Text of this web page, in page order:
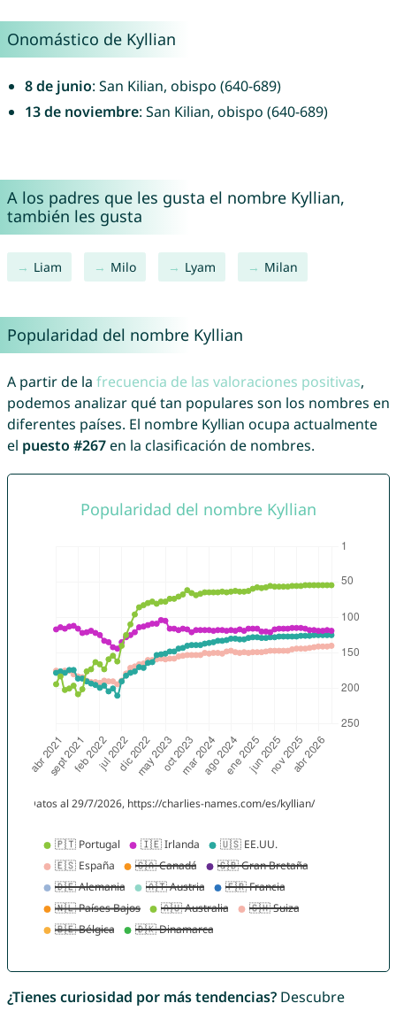
Onomástico de Kyllian
8 de junio: San Kilian, obispo (640-689)
13 de noviembre: San Kilian, obispo (640-689)
A los padres que les gusta el nombre Kyllian,
también les gusta
Liam Milo Lyam Milan
Popularidad del nombre Kyllian
A partir de la frecuencia de las valoraciones positivas,
podemos analizar qué tan populares son los nombres en
diferentes países. El nombre Kyllian ocupa actualmente
el puesto #267en la clasificación de nombres.
¿Tienes curiosidad por más tendencias?Descubre